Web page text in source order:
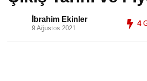
İbrahim Ekinler
9 Ağustos 2021
4